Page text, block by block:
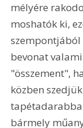
mélyére
moshatók ki,
szempontjából
bevonat
"összement",
közben
bármely